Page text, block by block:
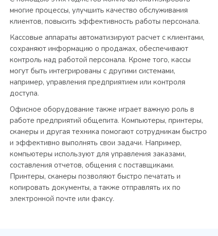
многие процессы, улучшить качество обслуживания
клиентов, повысить эффективность работы персонала.
Кассовые аппараты автоматизируют расчет с клиентами,
сохраняют информацию о продажах, обеспечивают
контроль над работой персонала. Кроме того, кассы
могут быть интегрированы с другими системами,
например, управления предприятием или контроля
доступа.
Офисное оборудование также играет важную роль в
работе предприятий общепита. Компьютеры, принтеры,
сканеры и другая техника помогают сотрудникам быстро
и эффективно выполнять свои задачи. Например,
компьютеры используют для управления заказами,
составления отчетов, общения с поставщиками.
Принтеры, сканеры позволяют быстро печатать и
копировать документы, а также отправлять их по
электронной почте или факсу.